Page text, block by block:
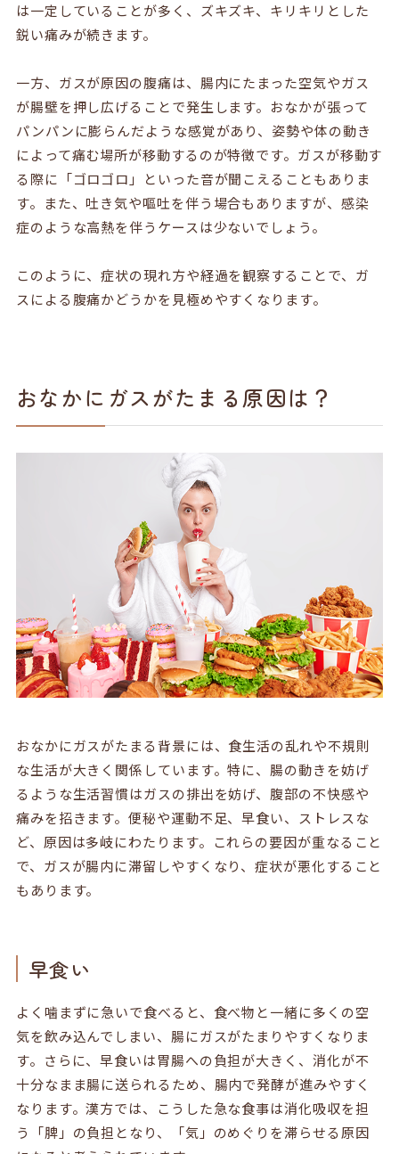
は一定していることが多く、ズキズキ、キリキリとした
鋭い痛みが続きます。
一方、ガスが原因の腹痛は、腸内にたまった空気やガス
が腸壁を押し広げることで発生します。おなかが張って
パンパンに膨らんだような感覚があり、姿勢や体の動き
によって痛む場所が移動するのが特徴です。ガスが移動す
る際に「ゴロゴロ」といった音が聞こえることもありま
す。また、吐き気や嘔吐を伴う場合もありますが、感染
症のような高熱を伴うケースは少ないでしょう。
このように、症状の現れ方や経過を観察することで、ガ
スによる腹痛かどうかを見極めやすくなります。
おなかにガスがたまる原因は？
おなかにガスがたまる背景には、食生活の乱れや不規則
な生活が大きく関係しています。特に、腸の動きを妨げ
るような生活習慣はガスの排出を妨げ、腹部の不快感や
痛みを招きます。便秘や運動不足、早食い、ストレスな
ど、原因は多岐にわたります。これらの要因が重なること
で、ガスが腸内に滞留しやすくなり、症状が悪化すること
もあります。
早食い
よく噛まずに急いで食べると、食べ物と一緒に多くの空
気を飲み込んでしまい、腸にガスがたまりやすくなりま
す。さらに、早食いは胃腸への負担が大きく、消化が不
十分なまま腸に送られるため、腸内で発酵が進みやすく
なります。漢方では、こうした急な食事は消化吸収を担
う「脾」の負担となり、「気」のめぐりを滞らせる原因